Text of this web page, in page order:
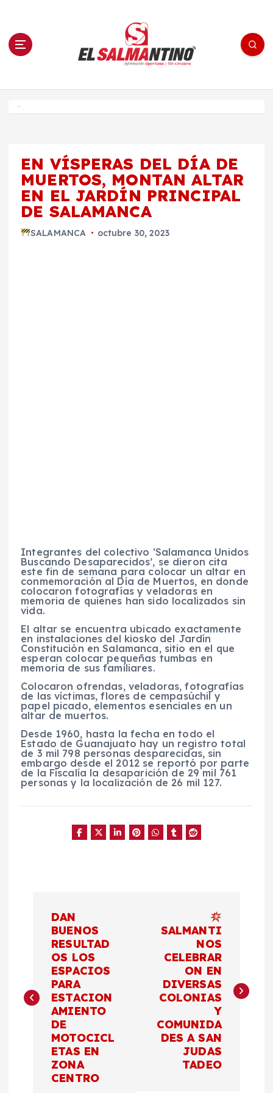
n El Salmantino - medios/noticias/editorial
EN VÍSPERAS DEL DÍA DE
MUERTOS, MONTAN ALTAR
EN EL JARDÍN PRINCIPAL
DE SALAMANCA
SALAMANCA octubre 30, 2023
Integrantes del colectivo ‘Salamanca Unidos
Buscando Desaparecidos’, se dieron cita
este fin de semana para colocar un altar en
conmemoración al Día de Muertos, en donde
colocaron fotografías y veladoras en
memoria de quienes han sido localizados sin
vida.
El altar se encuentra ubicado exactamente
en instalaciones del kiosko del Jardín
Constitución en Salamanca, sitio en el que
esperan colocar pequeñas tumbas en
memoria de sus familiares.
Colocaron ofrendas, veladoras, fotografías
de las víctimas, flores de cempasúchil y
papel picado, elementos esenciales en un
altar de muertos.
Desde 1960, hasta la fecha en todo el
Estado de Guanajuato hay un registro total
de 3 mil 798 personas desparecidas, sin
embargo desde el 2012 se reportó por parte
de la Fiscalía la desaparición de 29 mil 761
personas y la localización de 26 mil 127.
e
DAN
BUENOS
RESULTAD
OS LOS
ESPACIOS
PARA
ESTACION
AMIENTO
DE
MOTOCICL
ETAS EN
ZONA
CENTRO
SALMANTI
NOS
CELEBRAR
ON EN
DIVERSAS
COLONIAS
Y
COMUNIDA
DES A SAN
JUDAS
TADEO